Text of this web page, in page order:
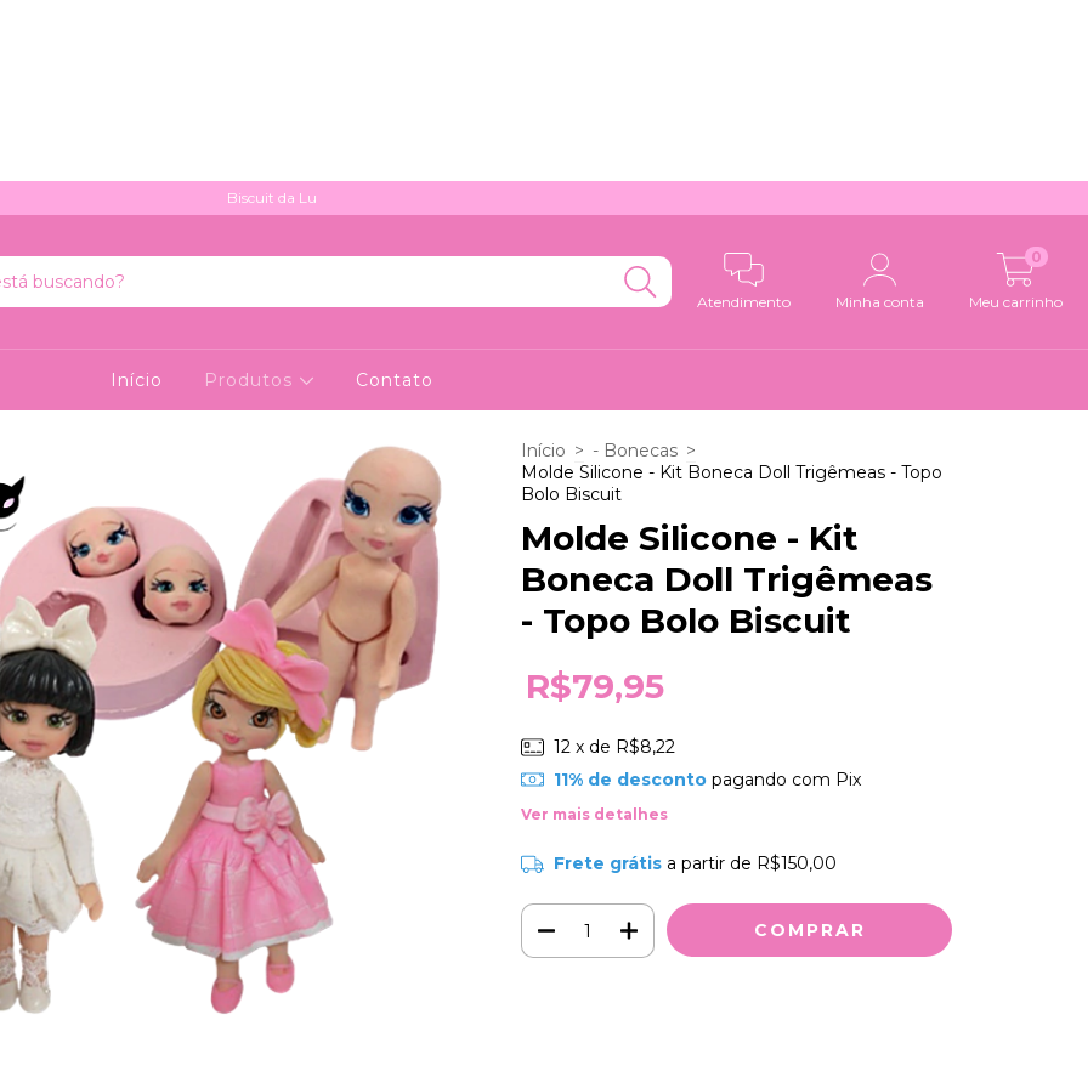
Biscuit da Lu
Atendimento Minha conta Meu carrinho
0
Início Produtos Contato
Início > - Bonecas >
Molde Silicone - Kit Boneca Doll Trigêmeas - Topo
Bolo Biscuit
Molde Silicone - Kit
Boneca Doll Trigêmeas
- Topo Bolo Biscuit
R$79,95
12 x de R$8,22
11% de descontopagando com Pix
Ver mais detalhes
Frete grátis a partir de R$150,00